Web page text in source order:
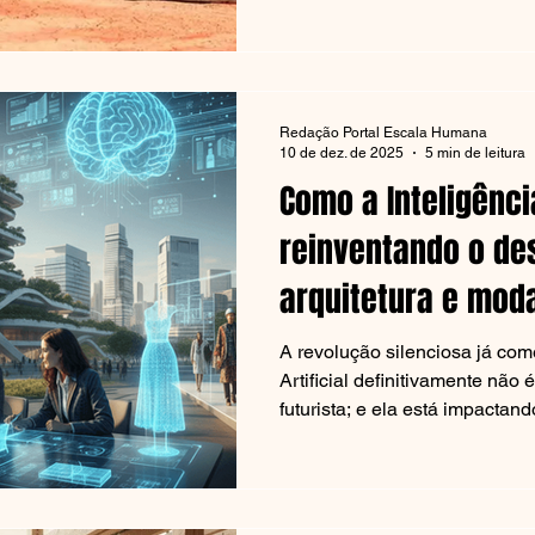
impressão 3D com materiais
Como a
reinventando o
arquitetura e
A revolução silenciosa já começou! A
Artificial definitivamente não
futurista; e ela está
Redação Portal Escala Humana
10 de dez. de 2025
5 min de leitura